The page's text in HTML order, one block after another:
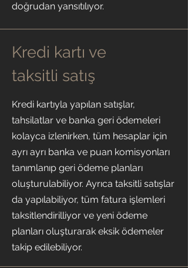
doğrudan yansıtılıyor.
Kredi kartı ve
taksitli satış
Kredi kartıyla yapılan satışlar,
tahsilatlar ve banka geri ödemeleri
kolayca izlenirken, tüm hesaplar için
ayrı ayrı banka ve puan komisyonları
tanımlanıp geri ödeme planları
oluşturulabiliyor. Ayrıca taksitli satışlar
da yapılabiliyor, tüm fatura işlemleri
taksitlendirilliyor ve yeni ödeme
planları oluşturarak eksik ödemeler
takip edilebiliyor.